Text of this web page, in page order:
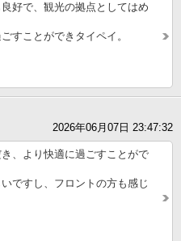
好で、観光の拠点としてはめ
すことができタイペイ。
2026年06月07日 23:47:32
、より快適に過ごすことがで
ですし、フロントの方も感じ